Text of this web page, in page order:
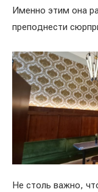
Именно этим она
преподнести
Не столь важно,